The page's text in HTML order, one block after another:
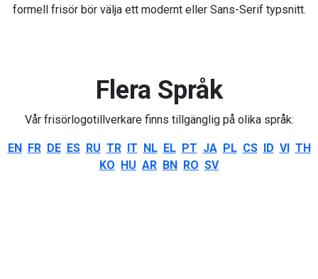
formell frisör bör välja ett modernt eller Sans-Serif typsnitt.
Flera Språk
Vår frisörlogotillverkare finns tillgänglig på olika språk:
EN FR DE ES RU TR IT NL EL PT JA PL CS ID VI TH
KO HU AR BN RO SV